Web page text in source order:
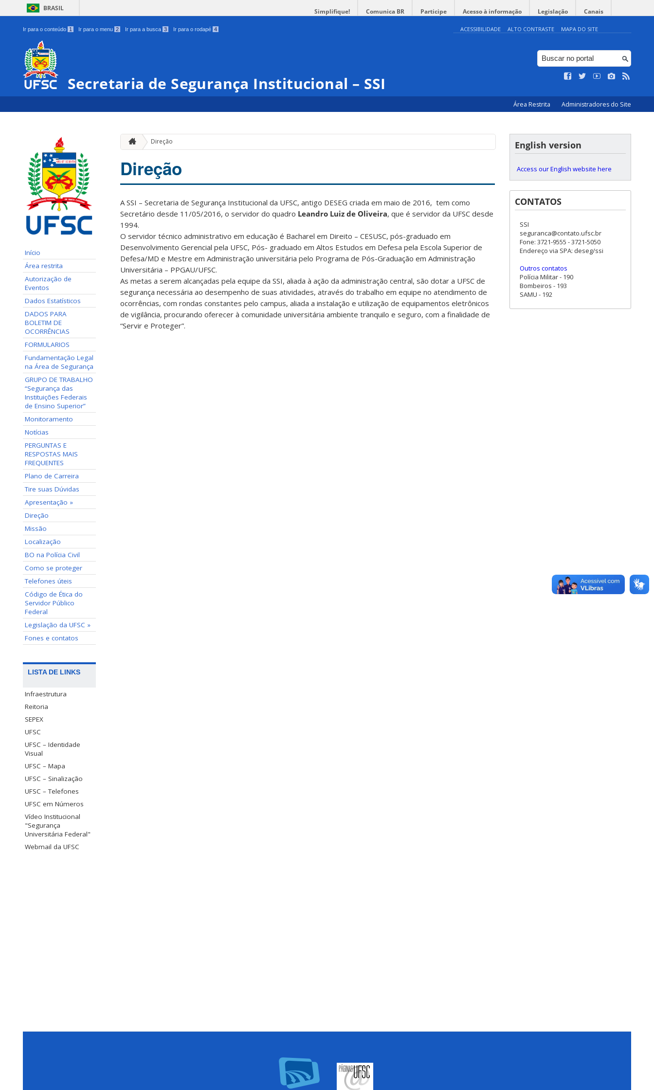
BRASIL Simplifique! Comunica BR Participe Acesso à informação Legislação Canais
Ir para o conteúdo 1 Ir para o menu 2 Ir para a busca 3 Ir para o rodapé 4 ACESSIBILIDADE ALTO CONTRASTE MAPA DO SITE
Secretaria de Segurança Institucional – SSI
Área Restrita Administradores do Site
Início
Área restrita
Autorização de
Eventos
Dados Estatísticos
DADOS PARA
BOLETIM DE
OCORRÊNCIAS
FORMULARIOS
Fundamentação Legal
na Área de Segurança
GRUPO DE TRABALHO
“Segurança das
Instituições Federais
de Ensino Superior”
Monitoramento
Notícias
PERGUNTAS E
RESPOSTAS MAIS
FREQUENTES
Plano de Carreira
Tire suas Dúvidas
Apresentação »
Direção
Missão
Localização
BO na Polícia Civil
Como se proteger
Telefones úteis
Código de Ética do
Servidor Público
Federal
Legislação da UFSC »
Fones e contatos
LISTA DE LINKS
Infraestrutura
Reitoria
SEPEX
UFSC
UFSC – Identidade
Visual
UFSC – Mapa
UFSC – Sinalização
UFSC – Telefones
UFSC em Números
Vídeo Institucional
"Segurança
Universitária Federal"
Webmail da UFSC
Direção
Direção
A SSI – Secretaria de Segurança Institucional da UFSC, antigo DESEG criada em maio de 2016, tem como
Secretário desde 11/05/2016, o servidor do quadro Leandro Luiz de Oliveira, que é servidor da UFSC desde
1994.
O servidor técnico administrativo em educação é Bacharel em Direito – CESUSC, pós-graduado em
Desenvolvimento Gerencial pela UFSC, Pós- graduado em Altos Estudos em Defesa pela Escola Superior de
Defesa/MD e Mestre em Administração universitária pelo Programa de Pós-Graduação em Administração
Universitária – PPGAU/UFSC.
As metas a serem alcançadas pela equipe da SSI, aliada à ação da administração central, são dotar a UFSC de
segurança necessária ao desempenho de suas atividades, através do trabalho em equipe no atendimento de
ocorrências, com rondas constantes pelo campus, aliada a instalação e utilização de equipamentos eletrônicos
de vigilância, procurando oferecer à comunidade universitária ambiente tranquilo e seguro, com a finalidade de
“Servir e Proteger”.
English version
Access our English website here
CONTATOS
SSI
seguranca@contato.ufsc.br
Fone: 3721-9555 - 3721-5050
Endereço via SPA: deseg/ssi
Outros contatos
Polícia Militar - 190
Bombeiros - 193
SAMU - 192